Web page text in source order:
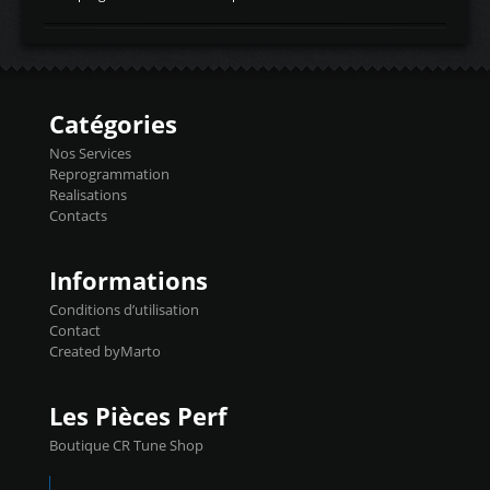
d'admissiontemp ex. pour atmo -30- 80°C
temperaturetemperature ldr moteurtemp
Injecteurs + Flashpro 1370€ TTC Le
précise et performante. Vous pourrez
basculer de la carto sans plomb à Ethanol à
l'aide du flashpro OPTION ECONOMIQUES
Reprog SP 98 sur le calculateur d'origine
450€ TTC Un gain d'environ 10cv et 15nm
Catégories
Nos Services
Reprogrammation
Realisations
Contacts
Informations
Conditions d’utilisation
Contact
Created byMarto
Les Pièces Perf
Boutique CR Tune Shop